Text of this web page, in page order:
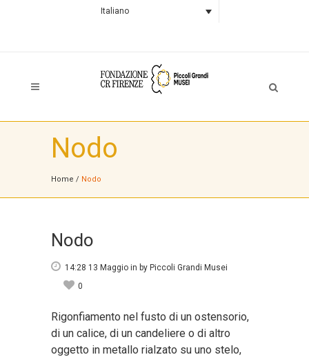
Italiano
Nodo
Home / Nodo
Nodo
14:28 13 Maggio in by Piccoli Grandi Musei
0
Rigonfiamento nel fusto di un ostensorio,
di un calice, di un candeliere o di altro
oggetto in metallo rialzato su uno stelo,